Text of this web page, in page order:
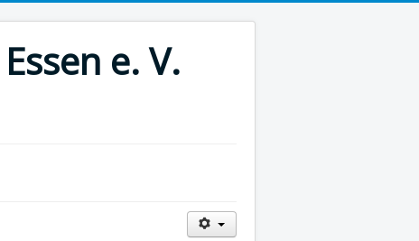
e. V.